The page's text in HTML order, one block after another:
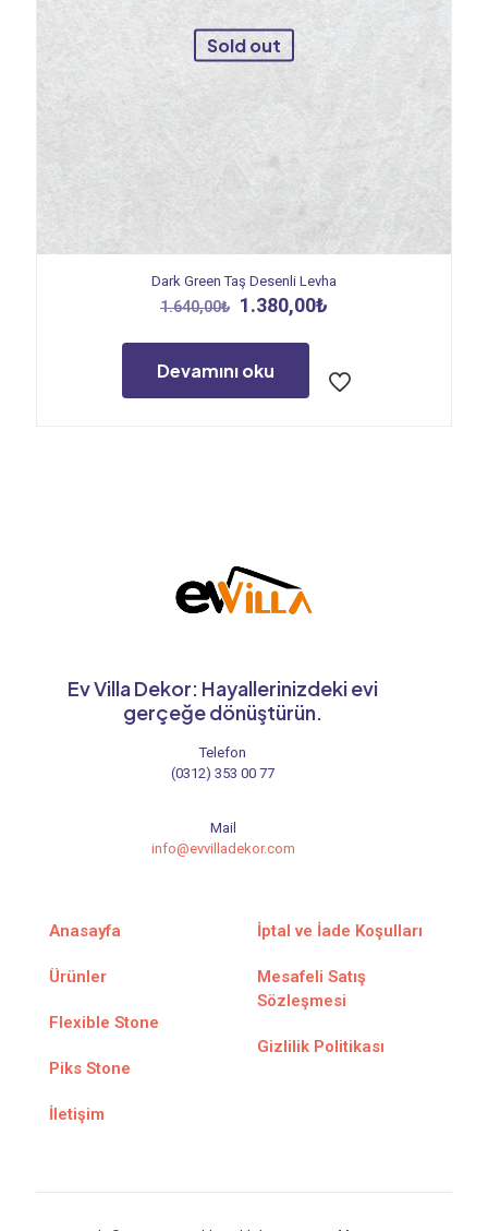
Sold out
Dark Green Taş Desenli Levha
1.640,00₺ Orijinal
1.640,00₺.
1.380,00₺
Devamını oku
Ev Villa Dekor: Hayallerinizdeki evi
gerçeğe dönüştürün.
Telefon
(0312) 353 00 77
Mail
info@evvilladekor.com
Anasayfa
Ürünler
Flexible Stone
Piks Stone
İletişim
İptal ve İade Koşulları
Mesafeli Satış
Sözleşmesi
Gizlilik Politikası